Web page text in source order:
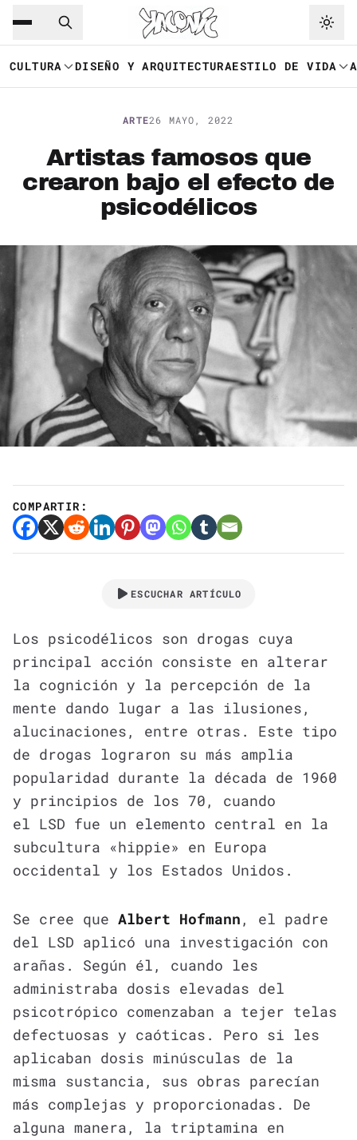
Saltar al contenido principal
CULTURA DISEÑO Y ARQUITECTURAESTILO DE VIDA
ARTE26 MAYO, 2022
Artistas famosos que
crearon bajo el efecto de
psicodélicos
COMPARTIR:
ESCUCHAR ARTÍCULO
Los psicodélicos son drogas cuya
principal acción consiste en alterar
la cognición y la percepción de la
mente dando lugar a las ilusiones,
alucinaciones, entre otras. Este tipo
de drogas lograron su más amplia
popularidad durante la década de 1960
y principios de los 70, cuando
el LSD fue un elemento central en la
subcultura «hippie» en Europa
occidental y los Estados Unidos.
Se cree que Albert Hofmann , el padre
del LSD aplicó una investigación con
arañas. Según él, cuando les
administraba dosis elevadas del
psicotrópico comenzaban a tejer telas
defectuosas y caóticas. Pero si les
aplicaban dosis minúsculas de la
misma sustancia, sus obras parecían
más complejas y proporcionadas. De
alguna manera, la triptamina en